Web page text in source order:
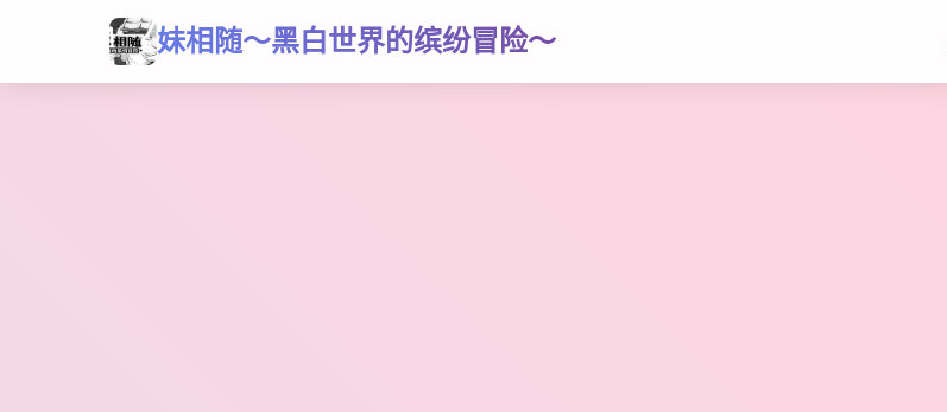
妹相随～黑白世界的缤纷冒险～